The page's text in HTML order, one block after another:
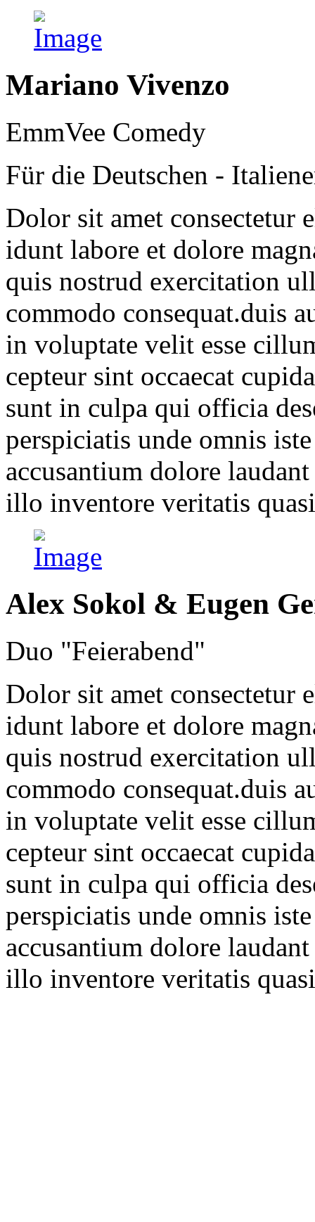
Mariano Vivenzo
EmmVee Comedy
Für die Deutschen -
Dolor sit amet consectetur
idunt labore et dolore
quis nostrud exercitation
commodo consequat.duis
in voluptate velit esse
cepteur sint occaecat
sunt in culpa qui officia
perspiciatis unde omnis
accusantium dolore
illo inventore veritatis
Alex Sokol & Eugen
Duo "Feierabend"
Dolor sit amet consectetur
idunt labore et dolore
quis nostrud exercitation
commodo consequat.duis
in voluptate velit esse
cepteur sint occaecat
sunt in culpa qui officia
perspiciatis unde omnis
accusantium dolore
illo inventore veritatis